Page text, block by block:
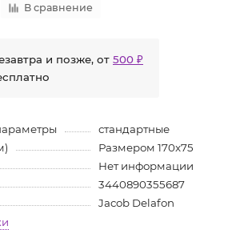
В сравнение
и позже, от 500 ₽
стандартные
Размером 170x75
Нет информации
3440890355687
Jacob Delafon